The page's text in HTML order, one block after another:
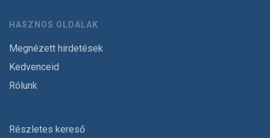
HASZNOS OLDALAK
Megnézett hirdetések
Kedvenceid
Rólunk
Részletes kereső